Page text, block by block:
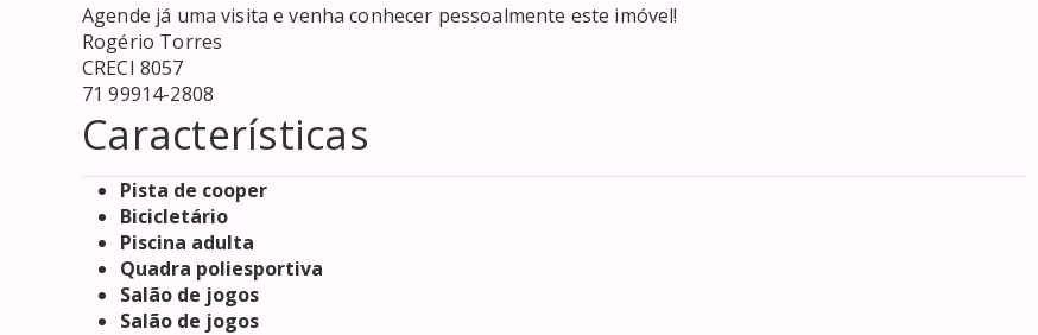
Agende já uma visita e venha conhecer pessoalmente este imóvel!
Rogério Torres
CRECI 8057
71 99914-2808
Características
Pista de cooper
Bicicletário
Piscina adulta
Quadra poliesportiva
Salão de jogos
Salão de jogos